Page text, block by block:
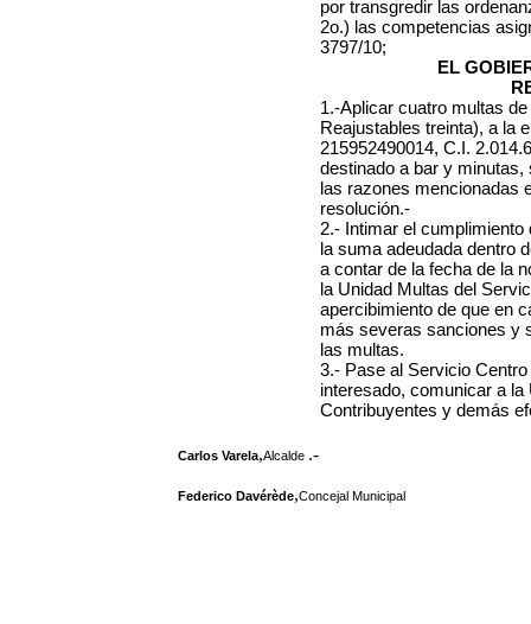
por transgredir las
2o.) las competencias
3797/10;
EL
1.-Aplicar cuatro multas
Reajustables treinta), a la
215952490014, C.I.
destinado a bar y minutas,
las razones mencionadas
resolución.-
2.- Intimar el
la suma adeudada dentro
a contar de la fecha de la
la Unidad Multas del
apercibimiento de que en
más severas sanciones y
las multas.
3.- Pase al Servicio
interesado, comunicar a
Contribuyentes y demás
Carlos Varela,Alcalde .-
Federico Davérède,Concejal Municipal